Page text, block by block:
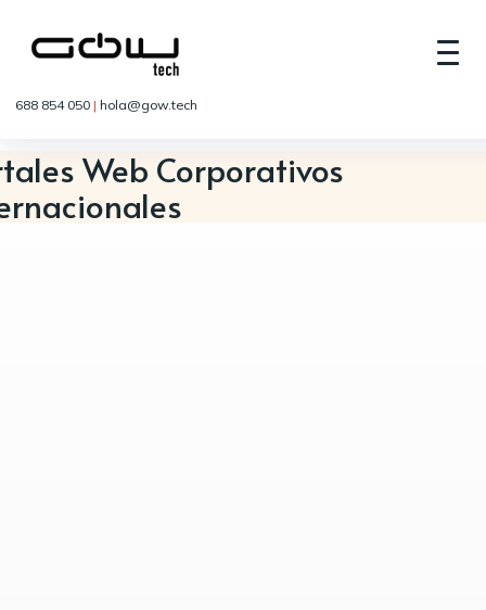
688 854 050 | hola@gow.tech
Web Corporativos